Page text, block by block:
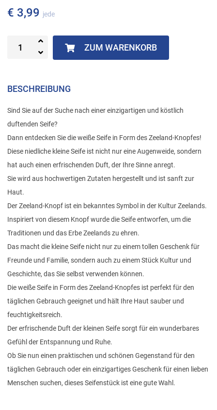
€ 3,99 jede
ZUM WARENKORB
BESCHREIBUNG
Sind Sie auf der Suche nach einer einzigartigen und köstlich
duftenden Seife?
Dann entdecken Sie die weiße Seife in Form des Zeeland-Knopfes!
Diese niedliche kleine Seife ist nicht nur eine Augenweide, sondern
hat auch einen erfrischenden Duft, der Ihre Sinne anregt.
Sie wird aus hochwertigen Zutaten hergestellt und ist sanft zur
Haut.
Der Zeeland-Knopf ist ein bekanntes Symbol in der Kultur Zeelands.
Inspiriert von diesem Knopf wurde die Seife entworfen, um die
Traditionen und das Erbe Zeelands zu ehren.
Das macht die kleine Seife nicht nur zu einem tollen Geschenk für
Freunde und Familie, sondern auch zu einem Stück Kultur und
Geschichte, das Sie selbst verwenden können.
Die weiße Seife in Form des Zeeland-Knopfes ist perfekt für den
täglichen Gebrauch geeignet und hält Ihre Haut sauber und
feuchtigkeitsreich.
Der erfrischende Duft der kleinen Seife sorgt für ein wunderbares
Gefühl der Entspannung und Ruhe.
Ob Sie nun einen praktischen und schönen Gegenstand für den
täglichen Gebrauch oder ein einzigartiges Geschenk für einen lieben
Menschen suchen, dieses Seifenstück ist eine gute Wahl.